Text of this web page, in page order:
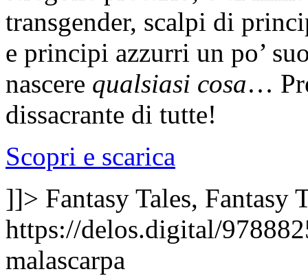
transgender, scalpi di
e principi azzurri un po’
nascere qualsiasi cosa…
dissacrante di tutte!
Scopri e scarica
]]> Fantasy Tales, Fantasy
https://delos.digital/
malascarpa